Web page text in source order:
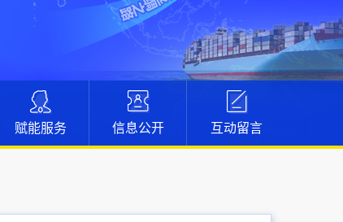
赋能服务 信息公开 互动留言